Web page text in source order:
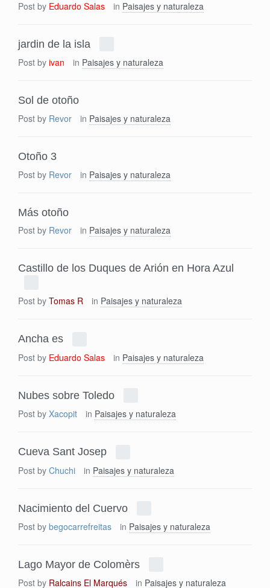
Post by Eduardo Salas in Paisajes y naturaleza
jardin de la isla
Post by ivan in Paisajes y naturaleza
Sol de otoño
Post by Revor in Paisajes y naturaleza
Otoño 3
Post by Revor in Paisajes y naturaleza
Más otoño
Post by Revor in Paisajes y naturaleza
Castillo de los Duques de Arión en Hora Azul
Post by Tomas R in Paisajes y naturaleza
Ancha es
Post by Eduardo Salas in Paisajes y naturaleza
Nubes sobre Toledo
Post by Xacopit in Paisajes y naturaleza
Cueva Sant Josep
Post by Chuchi in Paisajes y naturaleza
Nacimiento del Cuervo
Post by begocarrefreitas in Paisajes y naturaleza
Lago Mayor de Colomèrs
Post by Ralcains El Marqués in Paisajes y naturaleza